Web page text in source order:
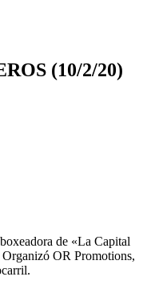
(10/2/20)
de «La Capital
OR Promotions,